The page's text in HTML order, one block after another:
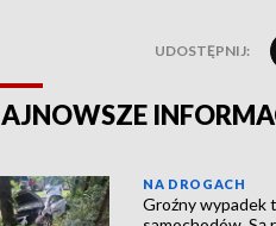
UDOSTĘPNIJ:
NA DROGACH
Groźny wypadek